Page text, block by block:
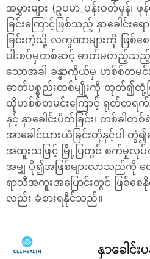
အမွှားများ (ဥပမာ_ပန်းဝတ်မှုန်
ခြင်း​ကြောင့်ဖြစ်သည့် နှာ​ခေါင်းရေ
ခြင်းကဲ့သို့ လက္ခဏာများကို ဖြစ်
ပါးစပ်မှတစ်ဆင့် ဓာတ်မတည့်သည့်ပ
သောအခါ ခန္ဓာကိုယ်မှ ဟစ်စ်တမင်
ဓာတ်ပစ္စည်းတစ်မျိုးကို ထုတ်၍တုံ့ပြ
ထိုဟစ်စ်တမင်းကြောင့် ရုတ်တရက်နှာ
နှင့် နှာခေါင်းပိတ်ခြင်း၊ တစ်ခါတစ်
အာခေါင်ယားယံခြင်းတို့နှင့်ပါ
အထူးသဖြင့် မြို့ပြတွင် စက်မှုလုပ်င
အမျှ ပို၍အဖြစ်များလာသည်ကို
ရာသီအကူးအ​ပြောင်းတွင် ဖြစ်​
လည်း ခံစားရနိုင်သည်။